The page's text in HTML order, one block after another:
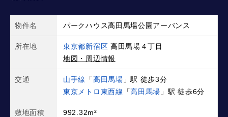
物件名 パークハウス高田馬場公園アーバンス
所在地 東京都新宿区 高田馬場４丁目
地図・周辺情報
交通 山手線 「高田馬場 」駅 徒歩3分
東京メトロ東西線
「高田馬場 」駅 徒歩6分
敷地面積 992.32m²